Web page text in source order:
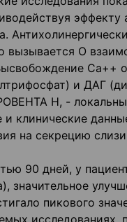
эффекту
О
Са++
и ДАГ
Н, -
на секрецию
90 дней, у
пикового